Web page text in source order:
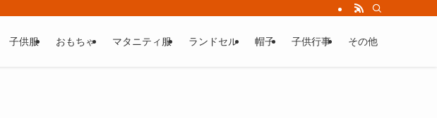
子供服 おもちゃ マタニティ服 ランドセル 帽子 子供行事 その他